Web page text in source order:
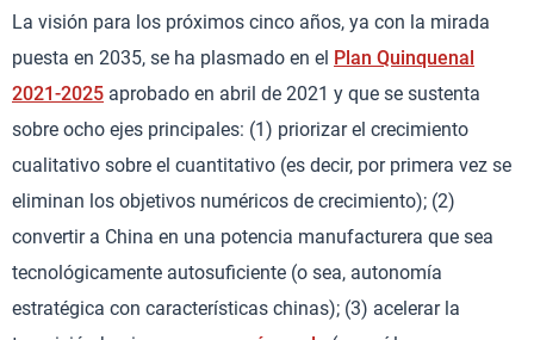
La visión para los próximos cinco años, ya con la mirada
puesta en 2035, se ha plasmado en el Plan Quinquenal
2021-2025 aprobado en abril de 2021 y que se sustenta
sobre ocho ejes principales: (1) priorizar el crecimiento
cualitativo sobre el cuantitativo (es decir, por primera vez se
eliminan los objetivos numéricos de crecimiento); (2)
convertir a China en una potencia manufacturera que sea
tecnológicamente autosuficiente (o sea, autonomía
estratégica con características chinas); (3) acelerar la